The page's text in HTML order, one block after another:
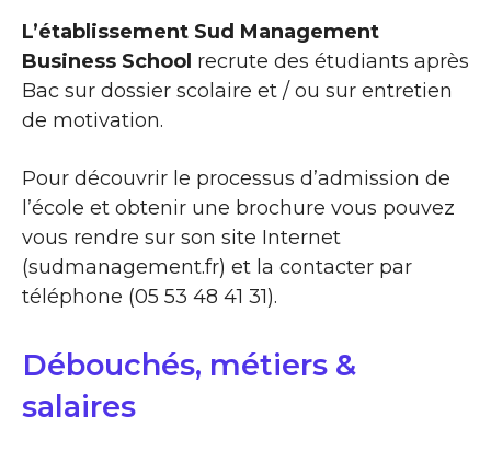
L’établissement Sud Management
Business School recrute des étudiants après
Bac sur dossier scolaire et / ou sur entretien
de motivation.
Pour découvrir le processus d’admission de
l’école et obtenir une brochure vous pouvez
vous rendre sur son site Internet
(sudmanagement.fr) et la contacter par
téléphone (05 53 48 41 31).
Débouchés, métiers &
salaires